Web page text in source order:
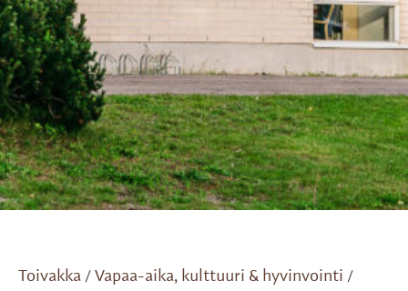
Toivakka / Vapaa-aika, kulttuuri & hyvinvointi /